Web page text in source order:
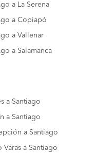
a La Serena
a Copiapó
a Vallenar
a Salamanca
a Santiago
a Santiago
a Santiago
Varas a Santiago